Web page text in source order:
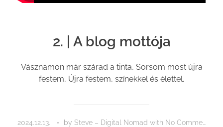
2. | A blog mottója
2024.12.13. by Steve – Digital Nomad with No Comment
Vásznamon már szárad a tinta, Sorsom most újra
festem, Újra festem, színekkel és élettel.